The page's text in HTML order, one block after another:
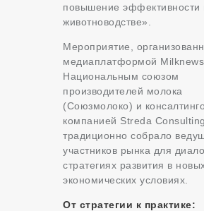
повышение эффективности
животноводстве».
Мероприятие,
медиаплатформой Milknews,
Национальным союзом
производителей молока
(Союзмолоко) и
компанией Streda Consulting,
традиционно собрало
участников рынка для
стратегиях развития в
экономических условиях.
От стратегии к практике: